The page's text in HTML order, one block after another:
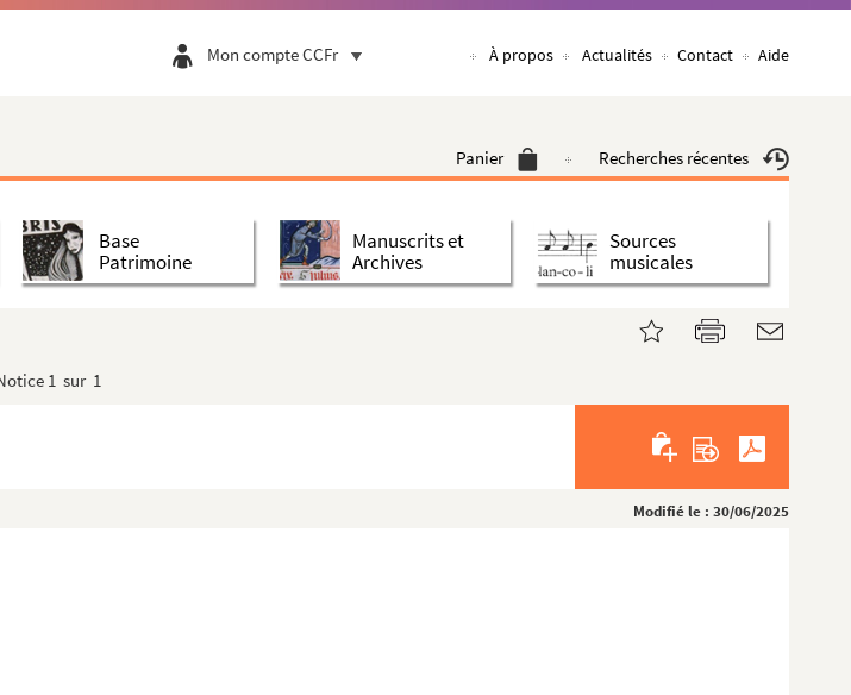
Mon compte CCFr À propos Actualités Contact Aide
Panier Recherches récentes
Base
Patrimoine
Manuscrits et
Archives
Sources
musicales
1 sur 1
Modifié le : 30/06/2025